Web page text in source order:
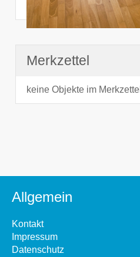
noch nichts angesehen
Merkzettel
keine Objekte im Merkzettel
Allgemein
Kontakt
Impressum
Datenschutz